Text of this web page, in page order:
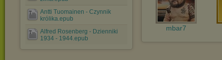
Antti Tuomainen - Czynnik
królika.epub
Alfred Rosenberg - Dzienniki
1934 - 1944.epub
mbar7